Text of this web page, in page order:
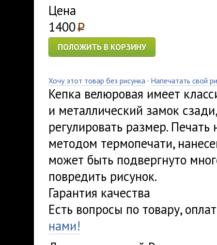
Цена
1400p
ПОЛОЖИТЬ В КОРЗИНУ
Хочу этот товар без рисунка · Напечатать свой
Кепка велюровая имеет
и металлический замок
регулировать размер.
методом термопечати,
может быть подвергнуто
повредить рисунок.
Гарантия качества
Есть вопросы по товару,
нами!